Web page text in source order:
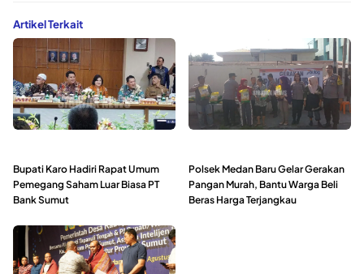
Artikel Terkait
Bupati Karo Hadiri Rapat Umum
Pemegang Saham Luar Biasa PT
Bank Sumut
Polsek Medan Baru Gelar Gerakan
Pangan Murah, Bantu Warga Beli
Beras Harga Terjangkau